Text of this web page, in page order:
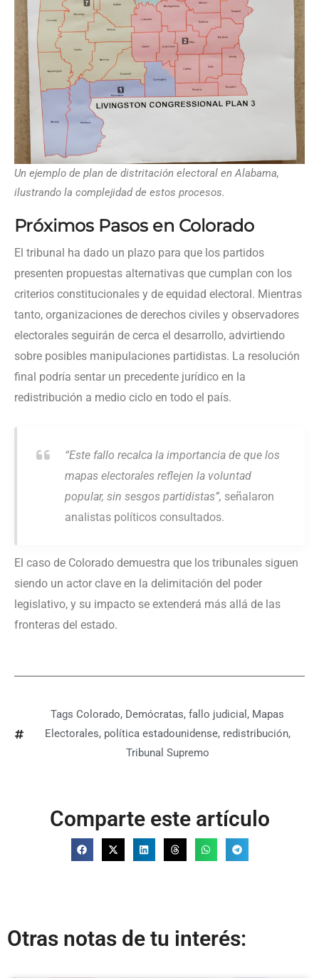
Un ejemplo de plan de distritación electoral en Alabama,
ilustrando la complejidad de estos procesos.
Próximos Pasos en Colorado
El tribunal ha dado un plazo para que los partidos
presenten propuestas alternativas que cumplan con los
criterios constitucionales y de equidad electoral. Mientras
tanto, organizaciones de derechos civiles y observadores
electorales seguirán de cerca el desarrollo, advirtiendo
sobre posibles manipulaciones partidistas. La resolución
final podría sentar un precedente jurídico en la
redistribución a medio ciclo en todo el país.
“Este fallo recalca la importancia de que los
mapas electorales reflejen la voluntad
popular, sin sesgos partidistas”, señalaron
analistas políticos consultados.
El caso de Colorado demuestra que los tribunales siguen
siendo un actor clave en la delimitación del poder
legislativo, y su impacto se extenderá más allá de las
fronteras del estado.
Tags Colorado, Demócratas, fallo judicial , Mapas
Electorales, política estadounidense, redistribución,
Tribunal Supremo
Comparte este artículo
Otras notas de tu interés: